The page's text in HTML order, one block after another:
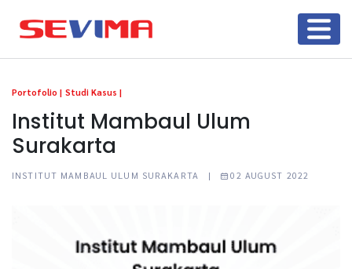
Portofolio | Studi Kasus |
Institut Mambaul Ulum
Surakarta
INSTITUT MAMBAUL ULUM SURAKARTA | 02 AUGUST 2022